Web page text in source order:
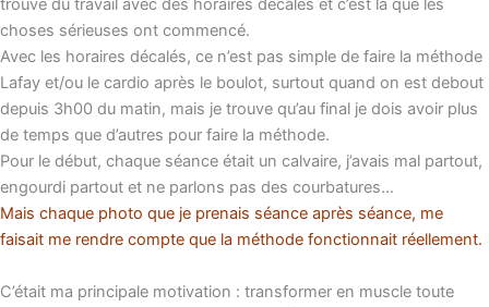
trouvé du travail avec des horaires décalés et c’est là que les
choses sérieuses ont commencé.
Avec les horaires décalés, ce n’est pas simple de faire la méthode
Lafay et/ou le cardio après le boulot, surtout quand on est debout
depuis 3h00 du matin, mais je trouve qu’au final je dois avoir plus
de temps que d’autres pour faire la méthode.
Pour le début, chaque séance était un calvaire, j’avais mal partout,
engourdi partout et ne parlons pas des courbatures…
Mais chaque photo que je prenais séance après séance, me
faisait me rendre compte que la méthode fonctionnait réellement.
C’était ma principale motivation : transformer en muscle toute